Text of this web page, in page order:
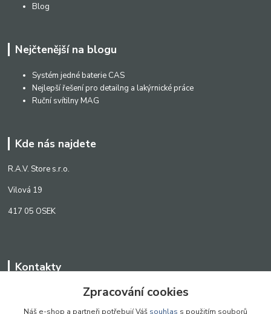
Blog
Nejčtenější na blogu
Systém jedné baterie CAS
Nejlepší řešení pro detailng a lakýrnické práce
Ruční svítilny MAG
Kde nás najdete
R.A.V. Store s.r.o.
Vilová 19
417 05 OSEK
Kontakty
+420 776 242 909
Zpracování cookies
Náš e-shop a partneři potřebují Váš souhlas s použitím souborů